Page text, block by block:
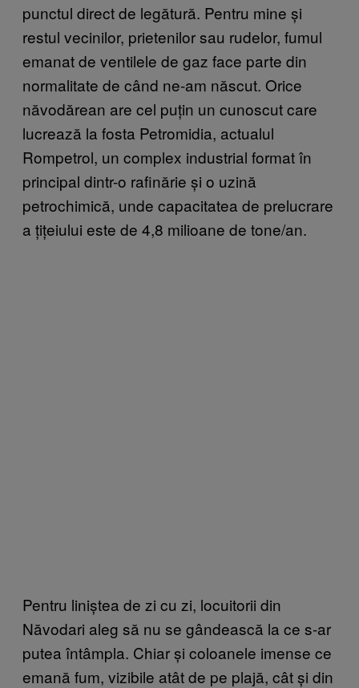
punctul direct de legătură. Pentru mine și
restul vecinilor, prietenilor sau rudelor, fumul
emanat de ventilele de gaz face parte din
normalitate de când ne-am născut. Orice
năvodărean are cel puțin un cunoscut care
lucrează la fosta Petromidia, actualul
Rompetrol, un complex industrial format în
principal dintr-o rafinărie și o uzină
petrochimică, unde capacitatea de prelucrare
a țițeiului este de 4,8 milioane de tone/an.
Pentru liniștea de zi cu zi, locuitorii din
Năvodari aleg să nu se gândească la ce s-ar
putea întâmpla. Chiar și coloanele imense ce
emană fum, vizibile atât de pe plajă, cât și din